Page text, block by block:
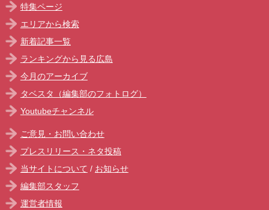
特集ページ
エリアから検索
新着記事一覧
ランキングから見る広島
今月のアーカイブ
タベスタ（編集部のフォトログ）
Youtubeチャンネル
ご意見・お問い合わせ
プレスリリース・ネタ投稿
当サイトについて / お知らせ
編集部スタッフ
運営者情報